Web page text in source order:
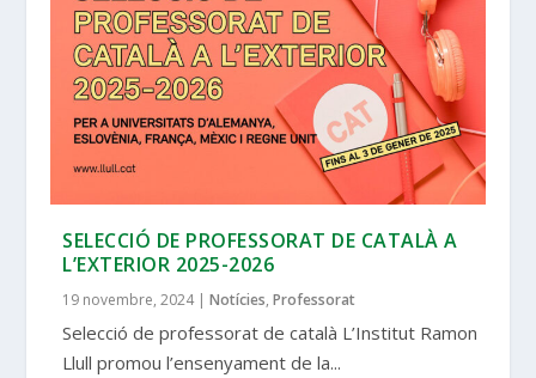
SELECCIÓ DE PROFESSORAT DE CATALÀ A
L’EXTERIOR 2025-2026
19 novembre, 2024|Notícies,Professorat
Selecció de professorat de català L’Institut Ramon
Llull promou l’ensenyament de la...